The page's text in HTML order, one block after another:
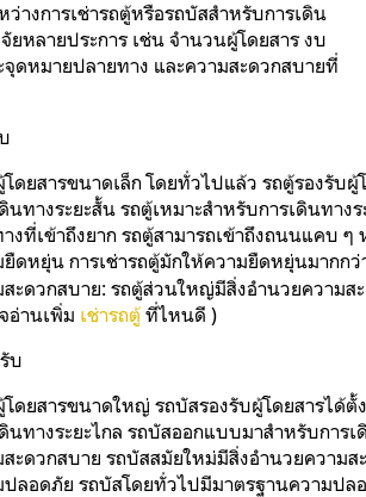
ว่างการเช่ารถตู้หรือรถบัสสำหรับการเดิน
หลายประการ เช่น จำนวนผู้โดยสาร งบ
ดหมายปลายทาง และความสะดวกสบายที่
ดยสารขนาดเล็ก โดยทั่วไปแล้ว รถตู้รองรับ
นทางระยะสั้น รถตู้เหมาะสำหรับการเดินทาง
งที่เข้าถึงยาก รถตู้สามารถเข้าถึงถนนแคบ ๆ
ยืดหยุ่น การเช่ารถตู้มักให้ความยืดหยุ่นมากก
อ่านเพิ่ม เช่ารถตู้ ที่ไหนดี )
บ
โดยสารขนาดใหญ่ รถบัสรองรับผู้โดยสารได้
นทางระยะไกล รถบัสออกแบบมาสำหรับการเ
ะดวกสบาย รถบัสสมัยใหม่มีสิ่งอำนวยความส
ปลอดภัย รถบัสโดยทั่วไปมีมาตรฐานความปล